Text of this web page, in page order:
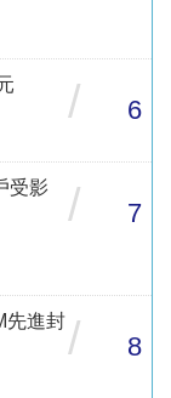
/ 6
受影
/ 7
先進封/ 8